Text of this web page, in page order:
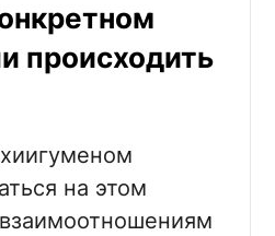
происходить
на этом